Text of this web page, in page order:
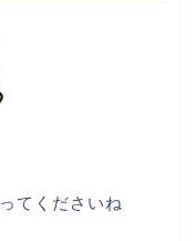
てくださいね